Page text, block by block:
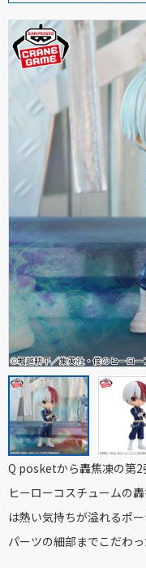
Q posketから轟焦凍の第2
ヒーローコスチュームの
は熱い気持ちが溢れるポ
パーツの細部までこだわっ